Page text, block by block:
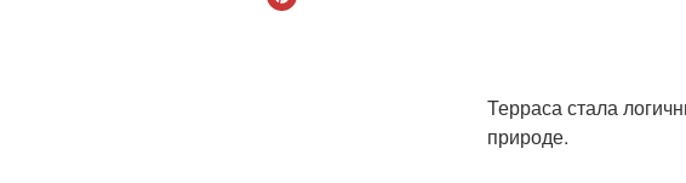
Терраса стала
природе.